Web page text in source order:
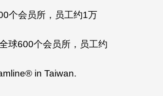
个会员所，员工约1万
球600个会员所，员工约
in Taiwan.